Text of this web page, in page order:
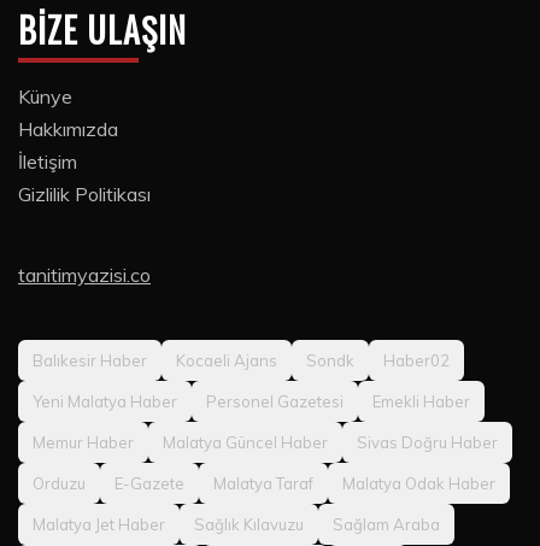
BIZE ULAŞIN
Künye
Hakkımızda
İletişim
Gizlilik Politikası
tanitimyazisi.co
Balıkesir Haber Kocaeli Ajans Sondk Haber02
Yeni Malatya Haber Personel Gazetesi Emekli Haber
Memur Haber Malatya Güncel Haber Sivas Doğru Haber
Orduzu E-Gazete Malatya Taraf Malatya Odak Haber
Malatya Jet Haber Sağlık Kılavuzu Sağlam Araba